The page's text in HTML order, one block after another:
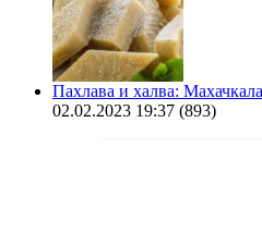
Пахлава и халва:
02.02.2023 19:37 (893)